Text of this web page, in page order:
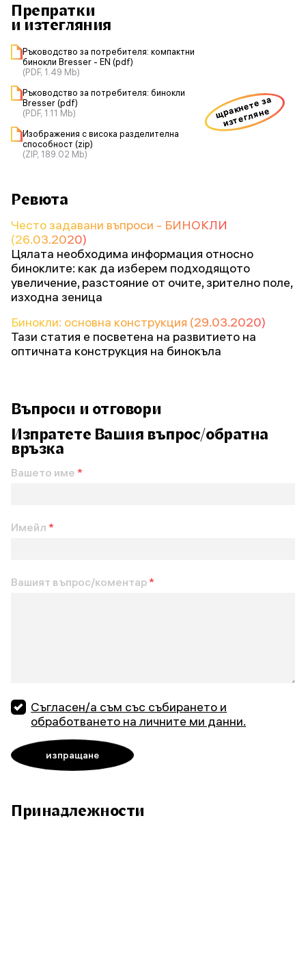
Препратки
и изтегляния
Ръководство за потребителя: компактни
бинокли Bresser - EN (pdf)
(PDF, 1.49 Mb)
Ръководство за потребителя: бинокли
Bresser (pdf)
(PDF, 1.11 Mb)
Изображения с висока разделителна
способност (zip)
(ZIP, 189.02 Mb)
щракнете за
изтегляне
Ревюта
Често задавани въпроси - БИНОКЛИ
(26.03.2020)
Цялата необходима информация относно
биноклите: как да изберем подходящото
увеличение, разстояние от очите, зрително поле,
изходна зеница
Бинокли: основна конструкция (29.03.2020)
Тази статия е посветена на развитието на
оптичната конструкция на бинокъла
Въпроси и отговори
Изпратете Вашия въпрос/обратна
връзка
Вашето име *
Имейл *
Вашият въпрос/коментар*
Съгласен/а съм със събирането и
обработването на личните ми данни.
Принадлежности